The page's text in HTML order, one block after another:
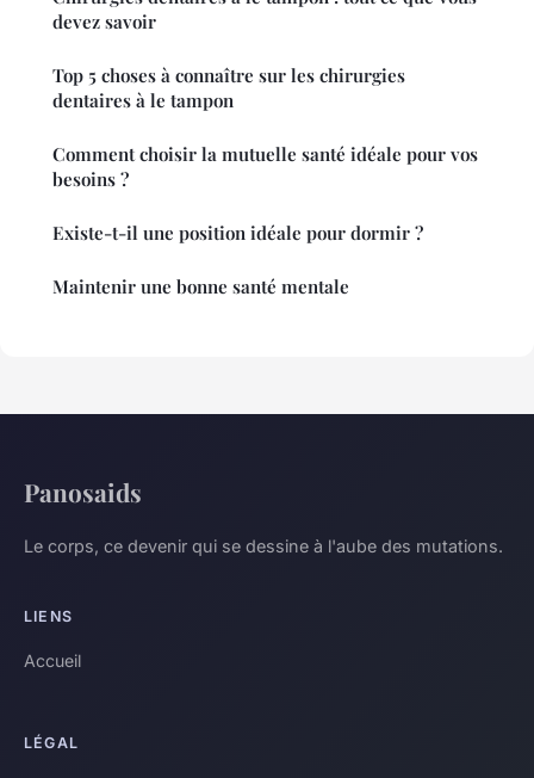
devez savoir
Top 5 choses à connaître sur les chirurgies
dentaires à le tampon
Comment choisir la mutuelle santé idéale pour vos
besoins ?
Existe-t-il une position idéale pour dormir ?
Maintenir une bonne santé mentale
Panosaids
Le corps, ce devenir qui se dessine à l'aube des mutations.
LIENS
Accueil
LÉGAL